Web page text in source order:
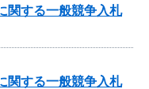
関する一般競争入札
関する一般競争入札